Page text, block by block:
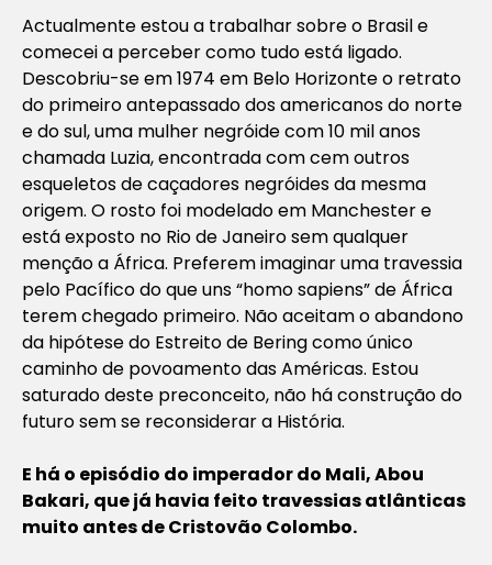
Actualmente estou a trabalhar sobre o Brasil e
comecei a perceber como tudo está ligado.
Descobriu-se em 1974 em Belo Horizonte o retrato
do primeiro antepassado dos americanos do norte
e do sul, uma mulher negróide com 10 mil anos
chamada Luzia, encontrada com cem outros
esqueletos de caçadores negróides da mesma
origem. O rosto foi modelado em Manchester e
está exposto no Rio de Janeiro sem qualquer
menção a África. Preferem imaginar uma travessia
pelo Pacífico do que uns “homo sapiens” de África
terem chegado primeiro. Não aceitam o abandono
da hipótese do Estreito de Bering como único
caminho de povoamento das Américas. Estou
saturado deste preconceito, não há construção do
futuro sem se reconsiderar a História.
E há o episódio do imperador do Mali, Abou
Bakari, que já havia feito travessias atlânticas
muito antes de Cristovão Colombo.